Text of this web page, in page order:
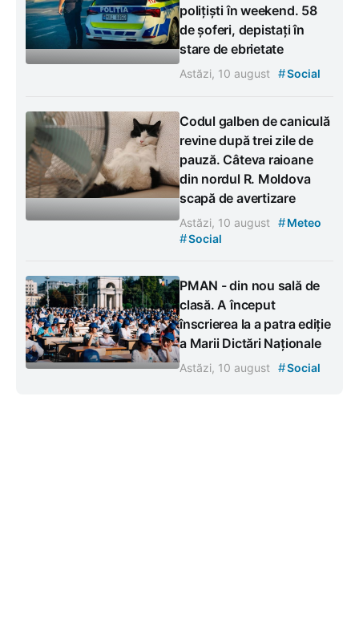
polițiști în weekend. 58
de șoferi, depistați în
stare de ebrietate
Astăzi, 10 august #Social
Codul galben de caniculă
revine după trei zile de
pauză. Câteva raioane
din nordul R. Moldova
scapă de avertizare
Astăzi, 10 august #Meteo
#Social
PMAN - din nou sală de
clasă. A început
înscrierea la a patra ediție
a Marii Dictări Naționale
Astăzi, 10 august #Social